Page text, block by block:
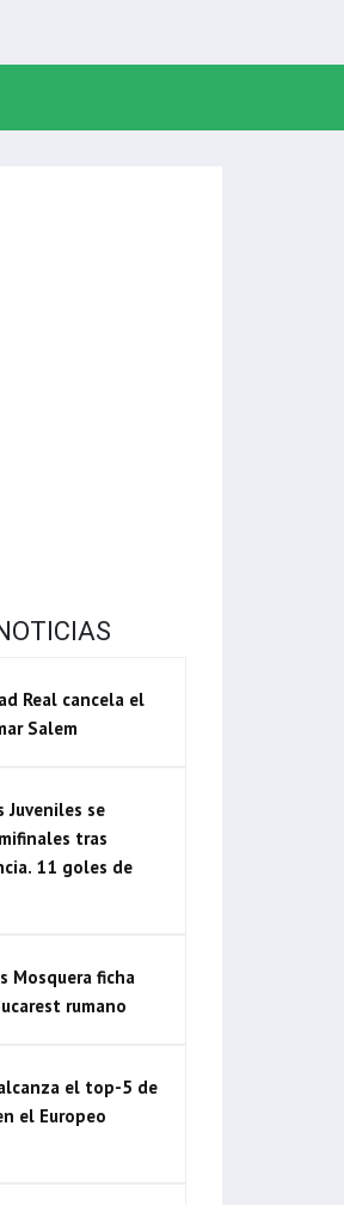
Real cancela el
Salem
Juveniles se
tras
11 goles de
Mosquera ficha
rumano
el top-5 de
el Europeo